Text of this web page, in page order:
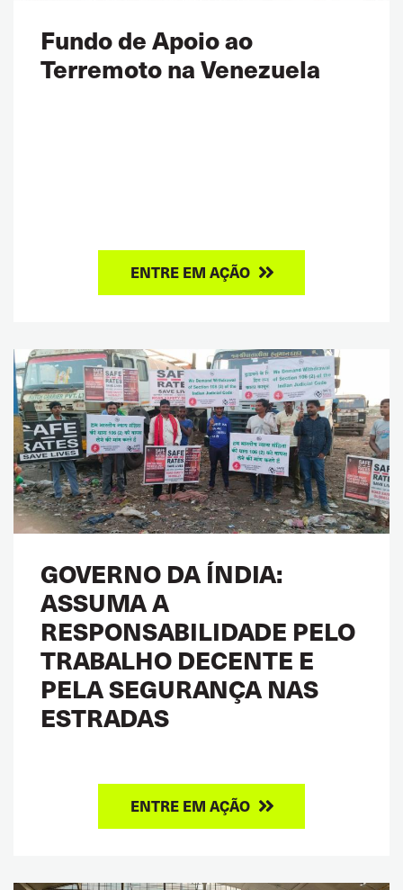
Fundo de Apoio ao
Terremoto na Venezuela
ENTRE EM AÇÃO
GOVERNO DA ÍNDIA:
ASSUMA A
RESPONSABILIDADE PELO
TRABALHO DECENTE E
PELA SEGURANÇA NAS
ESTRADAS
ENTRE EM AÇÃO